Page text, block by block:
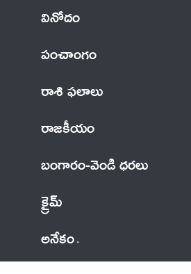
వినోదం
పంచాంగం
రాశి ఫలాలు
రాజకీయం
బంగారం-వెండి ధరలు
క్రైమ్
అనేకం